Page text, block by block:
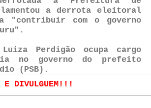
lamentou a derrota eleitoral
"contribuir com o governo
Perdigão ocupa cargo
no governo do prefeito
(PSB).
E DIVULGUEM!!!